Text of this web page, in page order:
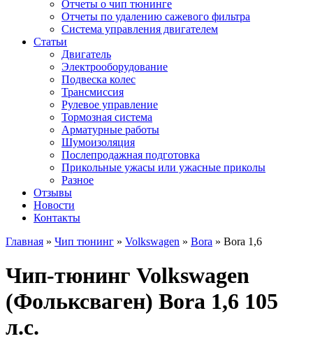
Отчеты о чип тюнинге
Отчеты по удалению сажевого фильтра
Система управления двигателем
Статьи
Двигатель
Электрооборудование
Подвеска колес
Трансмиссия
Рулевое управление
Тормозная система
Арматурные работы
Шумоизоляция
Послепродажная подготовка
Прикольные ужасы или ужасные приколы
Разное
Отзывы
Новости
Контакты
Главная » Чип тюнинг » Volkswagen » Bora » Bora 1,6
Чип-тюнинг Volkswagen
(Фольксваген) Bora 1,6 105
л.с.